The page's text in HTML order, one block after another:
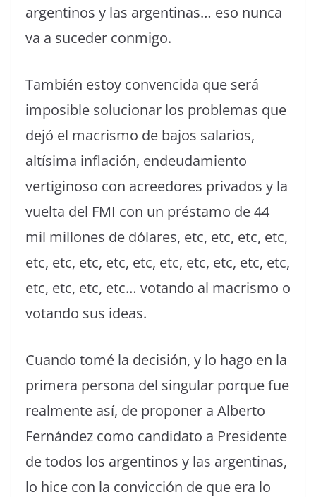
argentinos y las argentinas… eso nunca
va a suceder conmigo.
También estoy convencida que será
imposible solucionar los problemas que
dejó el macrismo de bajos salarios,
altísima inflación, endeudamiento
vertiginoso con acreedores privados y la
vuelta del FMI con un préstamo de 44
mil millones de dólares, etc, etc, etc, etc,
etc, etc, etc, etc, etc, etc, etc, etc, etc, etc,
etc, etc, etc, etc… votando al macrismo o
votando sus ideas.
Cuando tomé la decisión, y lo hago en la
primera persona del singular porque fue
realmente así, de proponer a Alberto
Fernández como candidato a Presidente
de todos los argentinos y las argentinas,
lo hice con la convicción de que era lo